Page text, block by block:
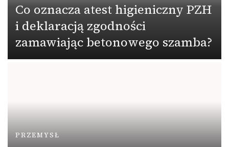
Co oznacza atest higieniczny PZH
i deklaracją zgodności
zamawiając betonowego szamba?
PRZEMYSŁ